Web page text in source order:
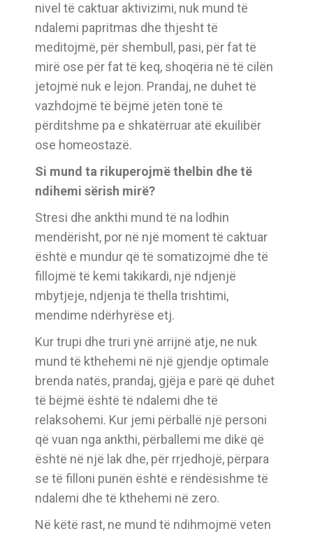
nivel të caktuar aktivizimi, nuk mund të
ndalemi papritmas dhe thjesht të
meditojmë, për shembull, pasi, për fat të
mirë ose për fat të keq, shoqëria në të cilën
jetojmë nuk e lejon. Prandaj, ne duhet të
vazhdojmë të bëjmë jetën tonë të
përditshme pa e shkatërruar atë ekuilibër
ose homeostazë.
Si mund ta rikuperojmë thelbin dhe të
ndihemi sërish mirë?
Stresi dhe ankthi mund të na lodhin
mendërisht, por në një moment të caktuar
është e mundur që të somatizojmë dhe të
fillojmë të kemi takikardi, një ndjenjë
mbytjeje, ndjenja të thella trishtimi,
mendime ndërhyrëse etj.
Kur trupi dhe truri ynë arrijnë atje, ne nuk
mund të kthehemi në një gjendje optimale
brenda natës, prandaj, gjëja e parë që duhet
të bëjmë është të ndalemi dhe të
relaksohemi. Kur jemi përballë një personi
që vuan nga ankthi, përballemi me dikë që
është në një lak dhe, për rrjedhojë, përpara
se të filloni punën është e rëndësishme të
ndalemi dhe të kthehemi në zero.
Në këtë rast, ne mund të ndihmojmë veten